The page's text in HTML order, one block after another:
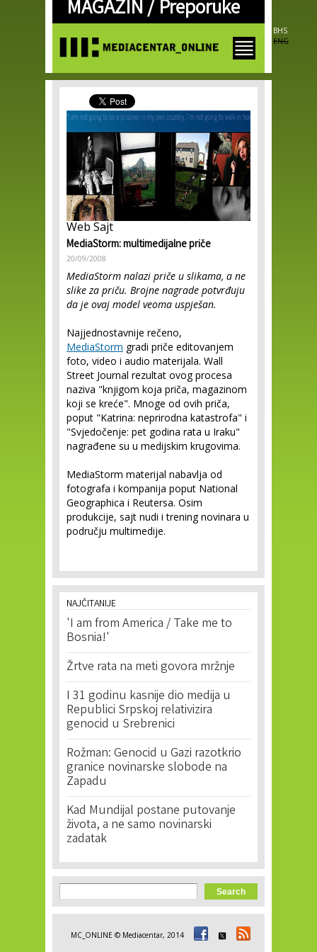
Skip to
main
MAGAZIN /Preporuke
BHS
ENG
Web Sajt
MediaStorm: multimedijalne priče
20/09/2008
MediaStorm nalazi priče u slikama, a ne
slike za priču. Brojne nagrade potvrđuju
da je ovaj model veoma uspješan.
Najjednostavnije rečeno,
MediaStorm gradi priče editovanjem
foto, video i audio materijala. Wall
Street Journal rezultat ovog procesa
naziva "knjigom koja priča, magazinom
koji se kreće". Mnoge od ovih priča,
poput "Katrina: neprirodna katastrofa" i
"Svjedočenje: pet godina rata u Iraku"
nagrađene su u medijskim krugovima.
MediaStorm materijal nabavlja od
fotografa i kompanija poput National
Geographica i Reutersa. Osim
produkcije, sajt nudi i trening novinara u
području multimedije.
NAJČITANIJE
'I am from America / Take me to
Bosnia!'
Žrtve rata na meti govora mržnje
I 31 godinu kasnije dio medija u
Republici Srpskoj relativizira
genocid u Srebrenici
Rožman: Genocid u Gazi razotkrio
granice novinarske slobode na
Zapadu
Kad Mundijal postane putovanje
života, a ne samo novinarski
zadatak
Search form
Search
MC_ONLINE © Mediacentar, 2014